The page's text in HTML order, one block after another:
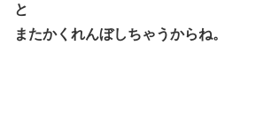
と
またかくれんぼしちゃうからね。